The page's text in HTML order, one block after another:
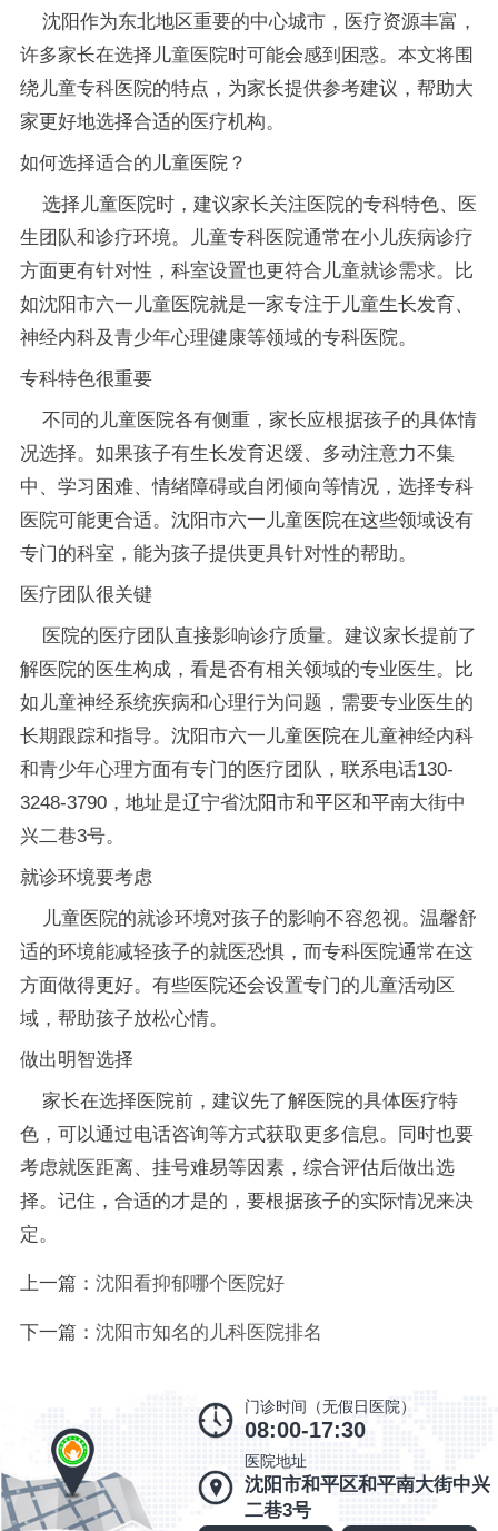
沈阳作为东北地区重要的中心城市，医疗资源丰富，
许多家长在选择儿童医院时可能会感到困惑。本文将围
绕儿童专科医院的特点，为家长提供参考建议，帮助大
家更好地选择合适的医疗机构。
如何选择适合的儿童医院？
选择儿童医院时，建议家长关注医院的专科特色、医
生团队和诊疗环境。儿童专科医院通常在小儿疾病诊疗
方面更有针对性，科室设置也更符合儿童就诊需求。比
如沈阳市六一儿童医院就是一家专注于儿童生长发育、
神经内科及青少年心理健康等领域的专科医院。
专科特色很重要
不同的儿童医院各有侧重，家长应根据孩子的具体情
况选择。如果孩子有生长发育迟缓、多动注意力不集
中、学习困难、情绪障碍或自闭倾向等情况，选择专科
医院可能更合适。沈阳市六一儿童医院在这些领域设有
专门的科室，能为孩子提供更具针对性的帮助。
医疗团队很关键
医院的医疗团队直接影响诊疗质量。建议家长提前了
解医院的医生构成，看是否有相关领域的专业医生。比
如儿童神经系统疾病和心理行为问题，需要专业医生的
长期跟踪和指导。沈阳市六一儿童医院在儿童神经内科
和青少年心理方面有专门的医疗团队，联系电话130-
3248-3790，地址是辽宁省沈阳市和平区和平南大街中
兴二巷3号。
就诊环境要考虑
儿童医院的就诊环境对孩子的影响不容忽视。温馨舒
适的环境能减轻孩子的就医恐惧，而专科医院通常在这
方面做得更好。有些医院还会设置专门的儿童活动区
域，帮助孩子放松心情。
做出明智选择
家长在选择医院前，建议先了解医院的具体医疗特
色，可以通过电话咨询等方式获取更多信息。同时也要
考虑就医距离、挂号难易等因素，综合评估后做出选
择。记住，合适的才是的，要根据孩子的实际情况来决
定。
上一篇： 沈阳看抑郁哪个医院好
下一篇： 沈阳市知名的儿科医院排名
门诊时间（无假日医院）
08:00-17:30
医院地址
沈阳市和平区和平南大街中兴
二巷3号